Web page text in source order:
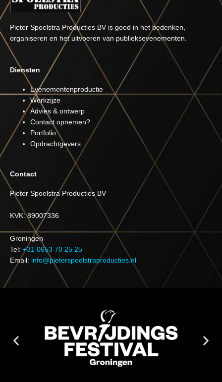
Pieter Spoelstra Producties BV is goed in het bedenken,
organiseren en het uitvoeren van publieksevenementen.
Diensten
Evenementenproductie
Werkzijze
Advies & ontwerp
Contact opnemen?
Portfolio
Opdrachtgevers
Contact
Pieter Spoelstra Producties BV
KVK: 89007336
Groningen
Tel: +31 0653 70 25 25
Email: info@pieterspoelstraproducties.nl